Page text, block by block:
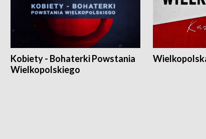
Kobiety - Bohaterki Powstania
Wielkopolskiego